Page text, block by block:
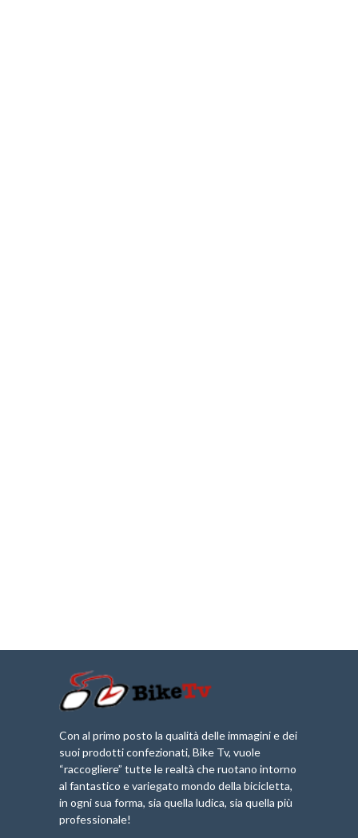
Con al primo posto la qualità delle immagini e dei
suoi prodotti confezionati, Bike Tv, vuole
“raccogliere” tutte le realtà che ruotano intorno
al fantastico e variegato mondo della bicicletta,
in ogni sua forma, sia quella ludica, sia quella più
professionale!